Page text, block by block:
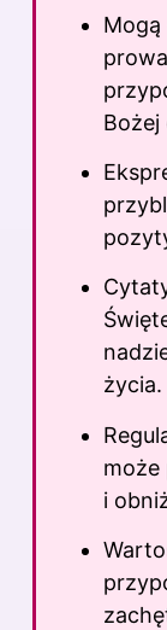
Mogą
Bożej
życia.
może
i